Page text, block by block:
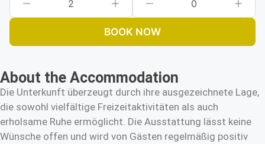
2 0
BOOK NOW
About the Accommodation
Die Unterkunft überzeugt durch ihre ausgezeichnete Lage,
die sowohl vielfältige Freizeitaktivitäten als auch
erholsame Ruhe ermöglicht. Die Ausstattung lässt keine
Wünsche offen und wird von Gästen regelmäßig positiv